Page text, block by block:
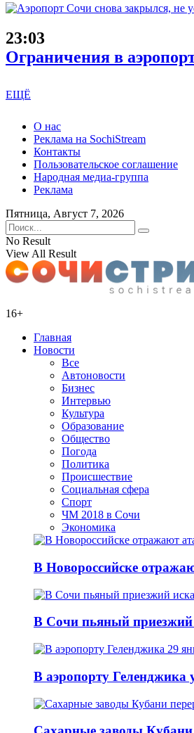
23:03
Ограничения в
ЕЩЁ
О нас
Реклама на SochiStream
Контакты
Пользовательское соглашение
Народная медиа-группа
Реклама
Пятница, Август 7, 2026
No Result
View All Result
16+
Главная
Новости
Все
Автоновости
Бизнес
Интервью
Культура
Образование
Общество
Погода
Политика
Происшествие
Социальная сфера
Спорт
ЧМ 2018 в Сочи
Экономика
В Новороссийске
В Сочи пьяный приезжий
В аэропорту Геленджика